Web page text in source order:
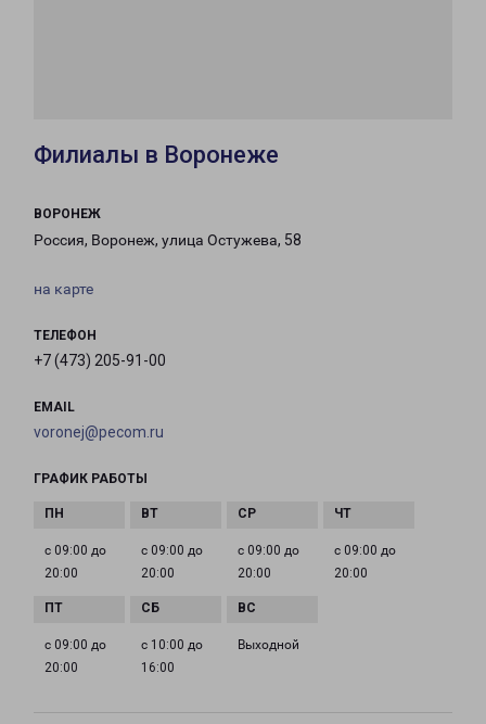
Филиалы в Воронеже
ВОРОНЕЖ
Россия, Воронеж, улица Остужева, 58
на карте
ТЕЛЕФОН
+7 (473) 205-91-00
EMAIL
voronej@pecom.ru
ГРАФИК РАБОТЫ
с 09:00 до
20:00
с 09:00 до
20:00
с 09:00 до
20:00
с 09:00 до
20:00
с 09:00 до
20:00
с 10:00 до
16:00
Выходной